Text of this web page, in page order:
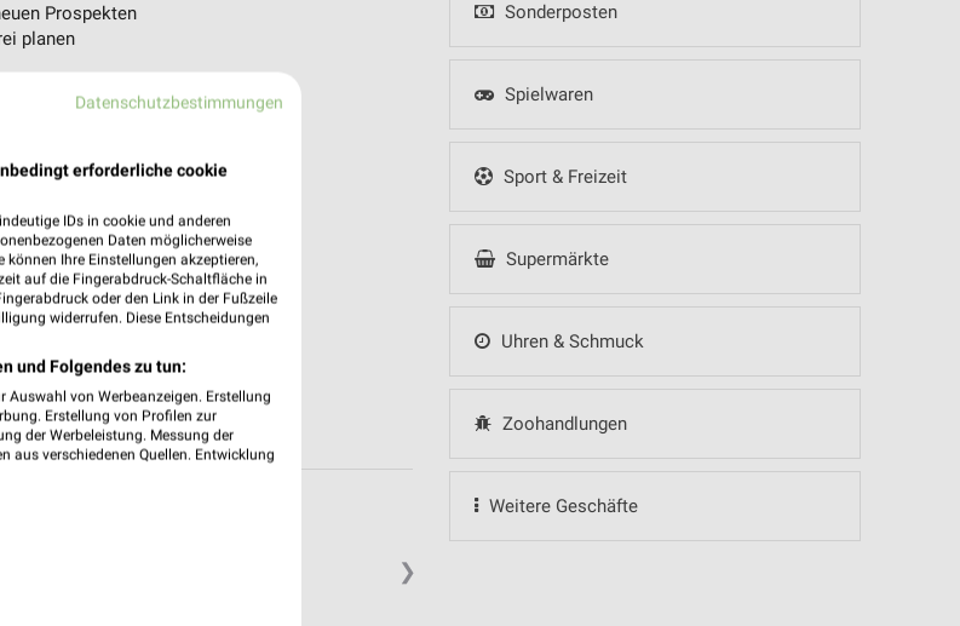
Sonderposten
Spielwaren
Sport & Freizeit
Supermärkte
Uhren & Schmuck
Zoohandlungen
Weitere Geschäfte
Prospekten
planen
❯
Datenschutzbestimmungen
erforderliche cookie
IDs in cookie und anderen
Daten möglicherweise
können Ihre Einstellungen akzeptieren,
auf die Fingerabdruck-Schaltfläche in
oder den Link in der Fußzeile
widerrufen. Diese Entscheidungen
und Folgendes zu tun:
von Werbeanzeigen. Erstellung
Erstellung von Profilen zur
der Werbeleistung. Messung der
aus verschiedenen Quellen. Entwicklung